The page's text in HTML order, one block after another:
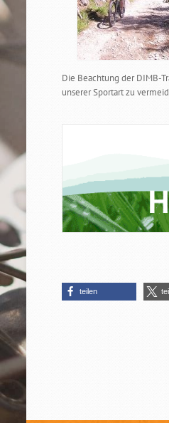
Die Beachtung der DIMB-
unserer Sportart zu
teilen